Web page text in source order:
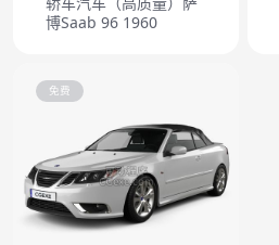
博Saab 96 1960
免费